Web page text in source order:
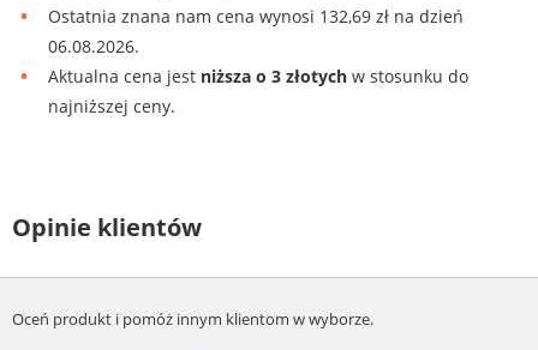
Ostatnia znana nam cena wynosi 132,69 zł na dzień
06.08.2026.
Aktualna cena jest niższa o 3 złotych w stosunku do
najniższej ceny.
Opinie klientów
Oceń produkt i pomóż innym klientom w wyborze.